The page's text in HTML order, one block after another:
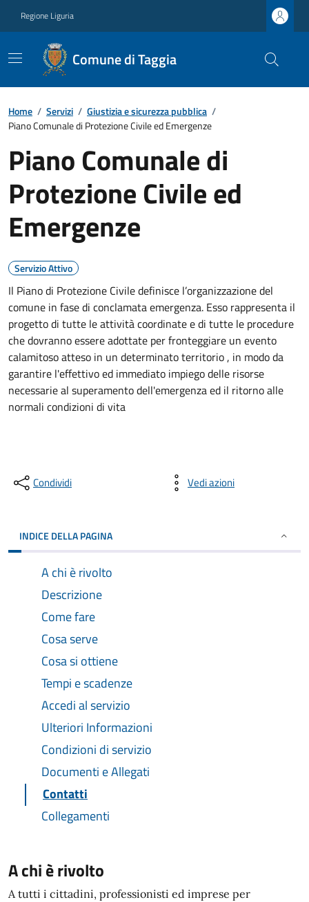
Regione Liguria
Comune di Taggia
Home / Servizi / Giustizia e sicurezza pubblica /
Piano Comunale di Protezione Civile ed Emergenze
Piano Comunale di
Protezione Civile ed
Emergenze
Servizio Attivo
Il Piano di Protezione Civile definisce l’organizzazione del
comune in fase di conclamata emergenza. Esso rappresenta il
progetto di tutte le attività coordinate e di tutte le procedure
che dovranno essere adottate per fronteggiare un evento
calamitoso atteso in un determinato territorio , in modo da
garantire l'effettivo ed immediato impiego delle risorse
necessarie al superamento dell'emergenza ed il ritorno alle
normali condizioni di vita
Condividi Vedi azioni
INDICE DELLA PAGINA
A chi è rivolto
Descrizione
Come fare
Cosa serve
Cosa si ottiene
Tempi e scadenze
Accedi al servizio
Ulteriori Informazioni
Condizioni di servizio
Documenti e Allegati
Contatti
Collegamenti
A chi è rivolto
A tutti i cittadini, professionisti ed imprese per